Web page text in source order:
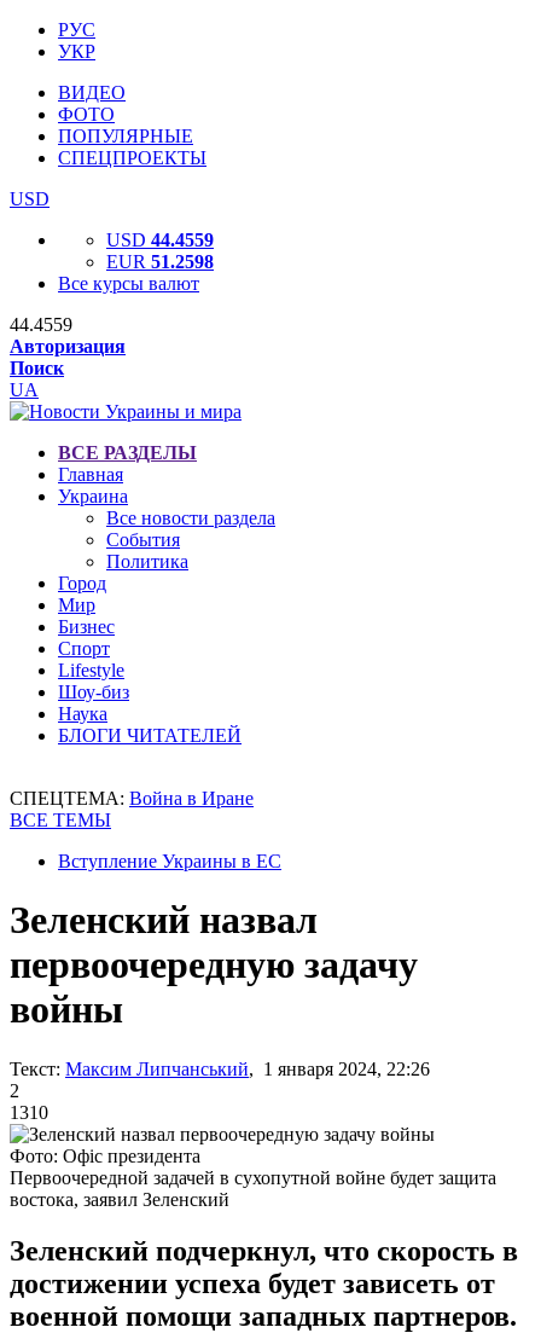
РУС
УКР
ВИДЕО
ФОТО
ПОПУЛЯРНЫЕ
СПЕЦПРОЕКТЫ
USD
USD 44.4559
EUR 51.2598
Все курсы валют
44.4559
Авторизация
Поиск
UA
ВСЕ РАЗДЕЛЫ
Главная
Украина
Все новости раздела
События
Политика
Город
Мир
Бизнес
Спорт
Lifestyle
Шоу-биз
Наука
БЛОГИ ЧИТАТЕЛЕЙ
СПЕЦТЕМА: Война в Иране
ВСЕ ТЕМЫ
Вступление Украины в ЕС
Зеленский назвал
первоочередную задачу
войны
Текст: Максим Липчанський, 1 января 2024, 22:26
2
1310
Фото: Офіс президента
Первоочередной задачей в сухопутной войне будет защита
востока, заявил Зеленский
Зеленский подчеркнул, что скорость в
достижении успеха будет зависеть от
военной помощи западных партнеров.